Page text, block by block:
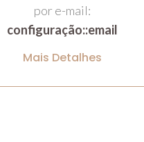
por e-mail:
configuração::email
Mais Detalhes